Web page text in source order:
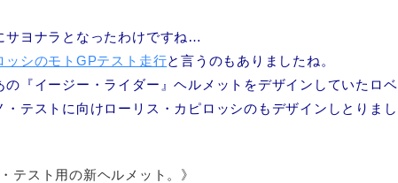
サヨナラとなったわけですね…
ッシのモトGPテスト走行と言うのもありましたね。
『イージー・ライダー』ヘルメットをデザインしていたロベ
テストに向けローリス・カピロッシのもデザインしとりまし
テスト用の新ヘルメット。》